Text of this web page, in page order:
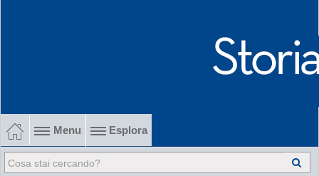
Menu Esplora
1902-1915 Gli esordi